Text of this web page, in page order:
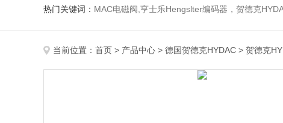
热门关键词： MAC电磁阀,亨士乐Hengslter编码器，贺德克HYDAC传感器，阿斯卡ASCO电磁阀，阿托斯
当前位置： 首页 > 产品中心 > 德国贺德克HYDAC > 贺德克